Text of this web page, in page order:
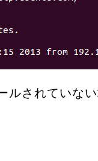
ルされていな